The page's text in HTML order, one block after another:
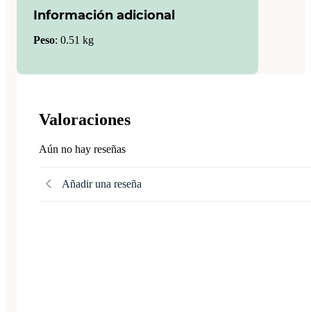
Información adicional
Peso: 0.51 kg
Valoraciones
Aún no hay reseñas
Añadir una reseña